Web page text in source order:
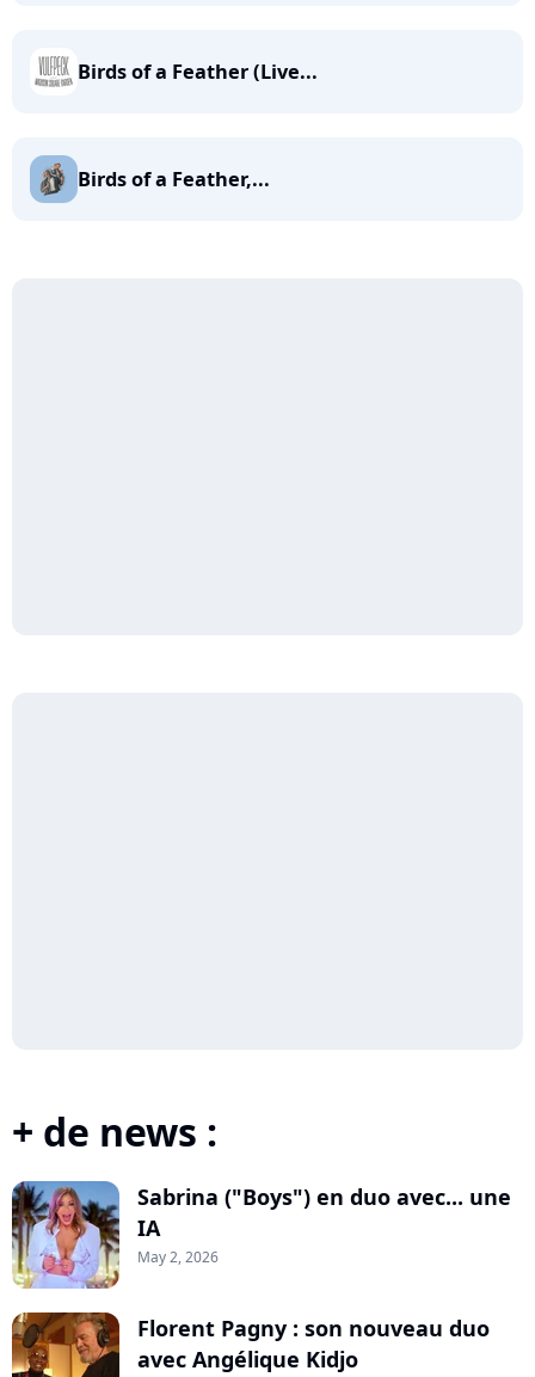
Birds of a Feather (Live...
Birds of a Feather,...
+ de news :
Sabrina ("Boys") en duo avec... une
IA
May 2, 2026
Florent Pagny : son nouveau duo
avec Angélique Kidjo